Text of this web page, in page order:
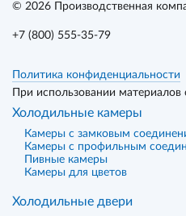
© 2026 Производственная
+7 (800) 555-35-79
Политика конфиденциальности
При использовании материалов
Холодильные камеры
Камеры с замковым
Камеры с профильным
Пивные камеры
Камеры для цветов
Холодильные двери